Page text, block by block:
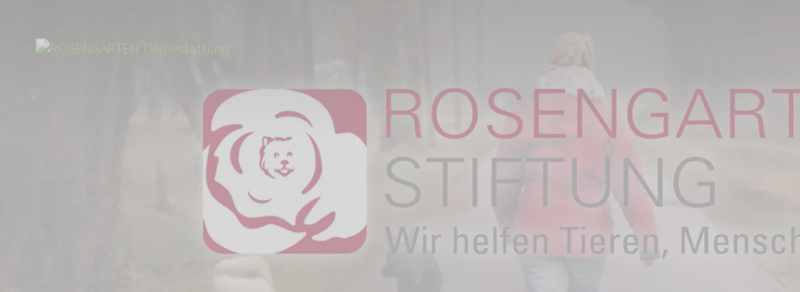
Imagefilm - Wir helfen Tieren, Menschen zu helfen